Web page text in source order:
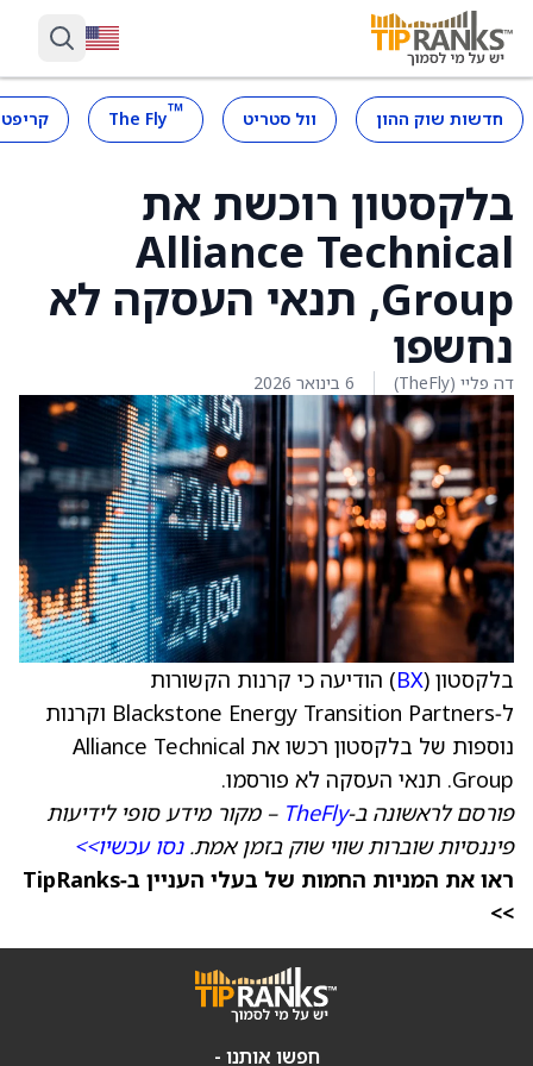
חדשות שוק ההון וול סטריט ™
The Fly
בלקסטון רוכשת את
Alliance Technical
Group, תנאי העסקה לא
נחשפו
דה פליי (TheFly) 6 בינואר 2026
בלקסטון (BX) הודיעה כי קרנות הקשורות
ל‑Blackstone Energy Transition Partners וקרנות
נוספות של בלקסטון רכשו את Alliance Technical
Group. תנאי העסקה לא פורסמו.
פורסם לראשונה ב‑TheFly – מקור מידע סופי לידיעות
פיננסיות שוברות שווי שוק בזמן אמת.נסו עכשיו>>
ראו את המניות החמות של בעלי העניין ב‑TipRanks
>>
חפשו אותנו -